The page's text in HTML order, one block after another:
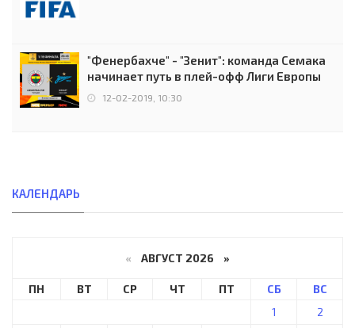
"Фенербахче" - "Зенит": команда Семака
начинает путь в плей-офф Лиги Европы
12-02-2019, 10:30
КАЛЕНДАРЬ
« АВГУСТ 2026 »
ПН ВТ СР ЧТ ПТ СБ
ВС
1
2